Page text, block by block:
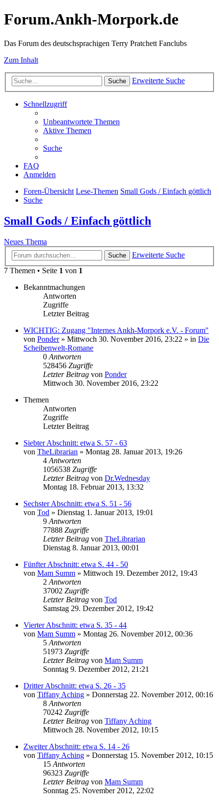
Forum.Ankh-Morpork.de
Das Forum des deutschsprachigen Terry Pratchett Fanclubs
Zum Inhalt
Suche Erweiterte Suche
Schnellzugriff
Unbeantwortete Themen
Aktive Themen
Suche
FAQ
Anmelden
Foren-Übersicht Lese-Themen Small Gods / Einfach göttlich
Suche
Small Gods / Einfach göttlich
Neues Thema
Suche
Erweiterte Suche
7 Themen • Seite 1 von 1
Bekanntmachungen
Antworten
Zugriffe
Letzter Beitrag
WICHTIG: Zugang "Internes Ankh-Morpork e.V. - Forum"
von Ponder» Mittwoch 30. November 2016, 23:22 » in Die
Scheibenwelt-Romane
0 Antworten
528456 Zugriffe
Letzter Beitrag von Ponder
Mittwoch 30. November 2016, 23:22
Themen
Antworten
Zugriffe
Letzter Beitrag
Siebter Abschnitt: etwa S. 57 - 63
von TheLibrarian » Montag 28. Januar 2013, 19:26
4 Antworten
1056538 Zugriffe
Letzter Beitrag von Dr.Wednesday
Montag 18. Februar 2013, 13:32
Sechster Abschnitt: etwa S. 51 - 56
von Tod » Dienstag 1. Januar 2013, 19:01
9 Antworten
77888 Zugriffe
Letzter Beitrag von TheLibrarian
Dienstag 8. Januar 2013, 00:01
Fünfter Abschnitt: etwa S. 44 - 50
von Mam Summ » Mittwoch 19. Dezember 2012, 19:43
2 Antworten
37002 Zugriffe
Letzter Beitrag von Tod
Samstag 29. Dezember 2012, 19:42
Vierter Abschnitt: etwa S. 35 - 44
von Mam Summ » Montag 26. November 2012, 00:36
5 Antworten
51973 Zugriffe
Letzter Beitrag von Mam Summ
Sonntag 9. Dezember 2012, 21:21
Dritter Abschnitt: etwa S. 26 - 35
von Tiffany Aching » Donnerstag 22. November 2012, 00:16
8 Antworten
70242 Zugriffe
Letzter Beitrag von Tiffany Aching
Mittwoch 28. November 2012, 10:15
Zweiter Abschnitt: etwa S. 14 - 26
von Tiffany Aching » Donnerstag 15. November 2012, 10:15
15 Antworten
96323 Zugriffe
Letzter Beitrag von Mam Summ
Sonntag 25. November 2012, 22:02